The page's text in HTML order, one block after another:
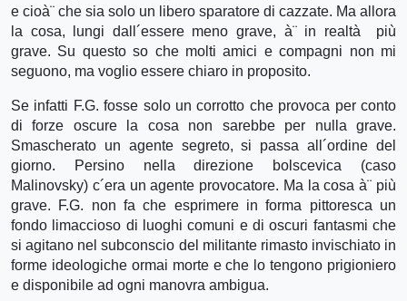
e cioà¨ che sia solo un libero sparatore di cazzate. Ma allora
la cosa, lungi dall´essere meno grave, à¨ in realtà più
grave. Su questo so che molti amici e compagni non mi
seguono, ma voglio essere chiaro in proposito.
Se infatti F.G. fosse solo un corrotto che provoca per conto
di forze oscure la cosa non sarebbe per nulla grave.
Smascherato un agente segreto, si passa all´ordine del
giorno. Persino nella direzione bolscevica (caso
Malinovsky) c´era un agente provocatore. Ma la cosa à¨ più
grave. F.G. non fa che esprimere in forma pittoresca un
fondo limaccioso di luoghi comuni e di oscuri fantasmi che
si agitano nel subconscio del militante rimasto invischiato in
forme ideologiche ormai morte e che lo tengono prigioniero
e disponibile ad ogni manovra ambigua.